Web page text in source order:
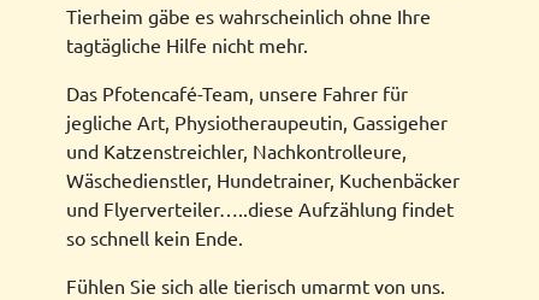
Tierheim gäbe es wahrscheinlich ohne Ihre
tagtägliche Hilfe nicht mehr.
Das Pfotencafé-Team, unsere Fahrer für
jegliche Art, Physiotheraupeutin, Gassigeher
und Katzenstreichler, Nachkontrolleure,
Wäschedienstler, Hundetrainer, Kuchenbäcker
und Flyerverteiler…..diese Aufzählung findet
so schnell kein Ende.
Fühlen Sie sich alle tierisch umarmt von uns.